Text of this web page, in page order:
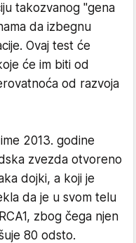
takozvanog "gena
da izbegnu
Ovaj test će
će im biti od
od razvoja
2013. godine
zvezda otvoreno
dojki, a koji je
da je u svom telu
zbog čega njen
80 odsto.